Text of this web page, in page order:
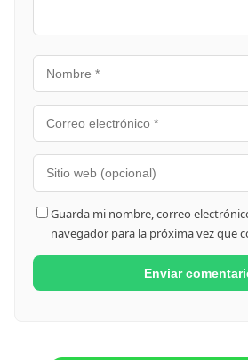
Guarda mi nombre, correo
navegador para la próxima vez que